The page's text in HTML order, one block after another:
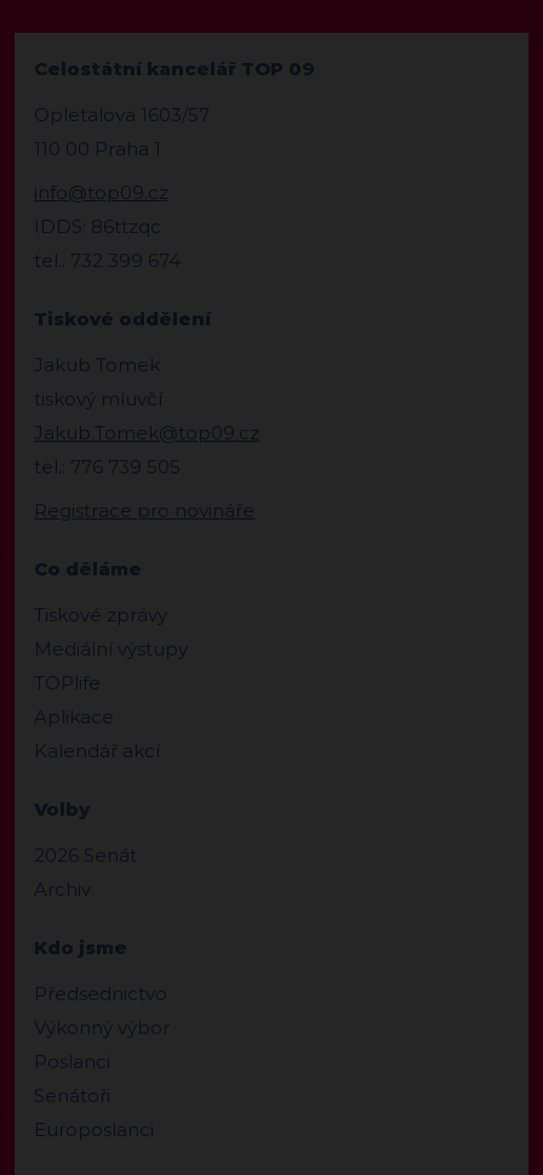
Celostátní kancelář TOP 09
Opletalova 1603/57
110 00 Praha 1
info@top09.cz
IDDS: 86ttzqc
tel.: 732 399 674
Tiskové oddělení
Jakub Tomek
tiskový mluvčí
Jakub.Tomek@top09.cz
tel.: 776 739 505
Registrace pro novináře
Co děláme
Tiskové zprávy
Mediální výstupy
TOPlife
Aplikace
Kalendář akcí
Volby
2026 Senát
Archiv
Kdo jsme
Předsednictvo
Výkonný výbor
Poslanci
Senátoři
Europoslanci